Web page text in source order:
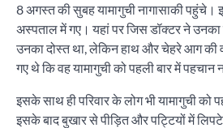
8 अगस्त की सुबह यामागुची नागासाकी पहुंचे।
अस्पताल में गए। यहां पर जिस डॉक्टर ने
उनका दोस्त था, लेकिन हाथ और चेहरे आग की
गए थे कि वह यामागुची को पहली बार में पहचान
इसके साथ ही परिवार के लोग भी यामागुची को
इसके बाद बुखार से पीड़ित और पट्टियों में लिपटे